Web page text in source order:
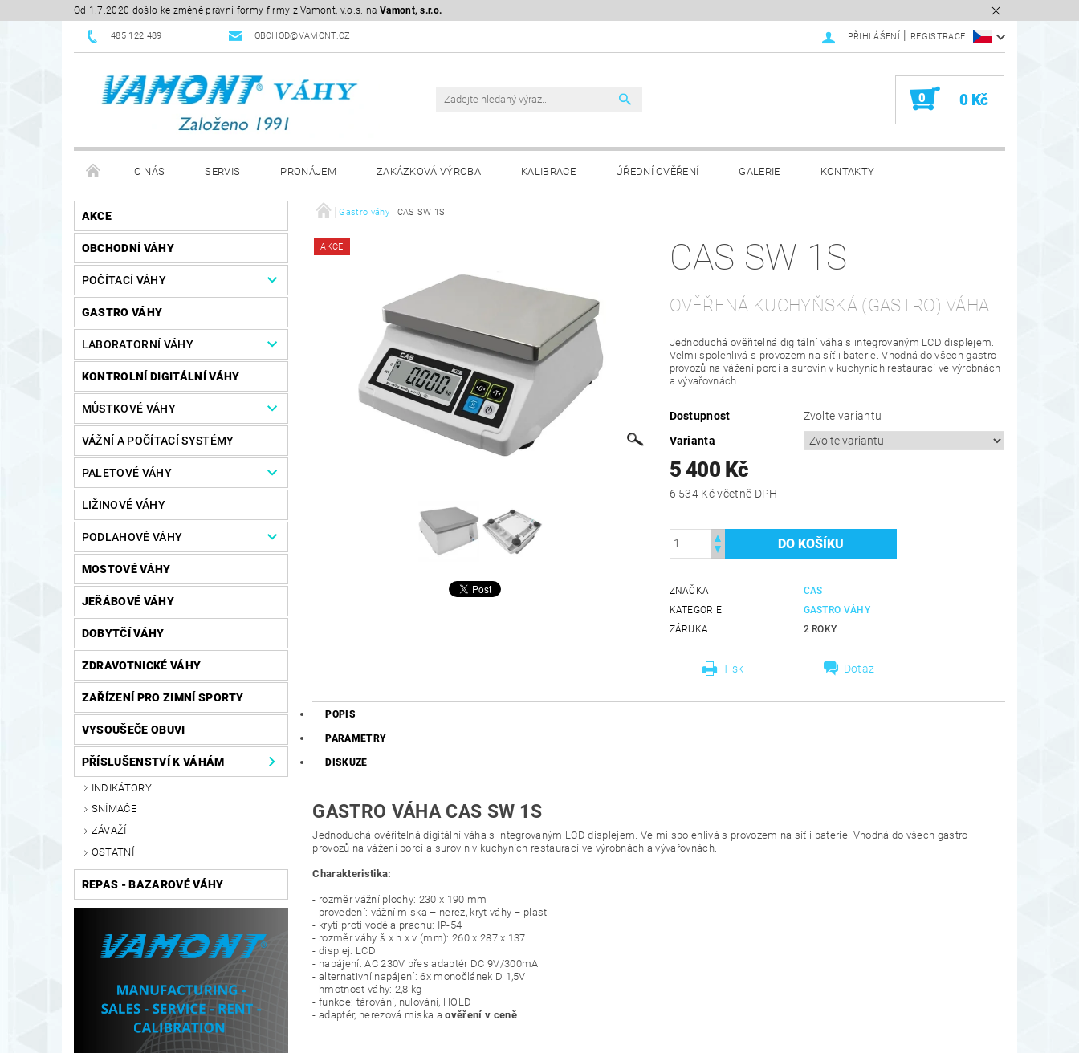
Od 1.7.2020 došlo ke změně právní formy firmy z Vamont, v.o.s. na Vamont, s.r.o.
485 122 489 OBCHOD@VAMONT.CZ PŘIHLÁŠENÍ REGISTRACE
0 0 Kč
O NÁS SERVIS PRONÁJEM ZAKÁZKOVÁ VÝROBA KALIBRACE ÚŘEDNÍ OVĚŘENÍ GALERIE KONTAKTY
KE STAŽENÍ REKLAMAČNÍ ŘÁD
AKCE
OBCHODNÍ VÁHY
POČÍTACÍ VÁHY
GASTRO VÁHY
LABORATORNÍ VÁHY
KONTROLNÍ DIGITÁLNÍ VÁHY
MŮSTKOVÉ VÁHY
VÁŽNÍ A POČÍTACÍ SYSTÉMY
PALETOVÉ VÁHY
LIŽINOVÉ VÁHY
PODLAHOVÉ VÁHY
MOSTOVÉ VÁHY
JEŘÁBOVÉ VÁHY
DOBYTČÍ VÁHY
ZDRAVOTNICKÉ VÁHY
ZAŘÍZENÍ PRO ZIMNÍ SPORTY
VYSOUŠEČE OBUVI
PŘÍSLUŠENSTVÍ K VÁHÁM
INDIKÁTORY
SNÍMAČE
ZÁVAŽÍ
OSTATNÍ
REPAS - BAZAROVÉ VÁHY
Gastro váhy CAS SW 1S
AKCE CAS SW 1S
OVĚŘENÁ KUCHYŇSKÁ (GASTRO) VÁHA
Jednoduchá ověřitelná digitální váha s integrovaným LCD displejem.
Velmi spolehlivá s provozem na síť i baterie. Vhodná do všech gastro
provozů na vážení porcí a surovin v kuchyních restaurací ve výrobnách
a vývařovnách
Dostupnost
Zvolte variantu
Varianta
5 400 Kč
6 534 Kč včetně DPH
ZNAČKA
CAS
KATEGORIE
GASTRO VÁHY
ZÁRUKA
2 ROKY
Tisk Dotaz
POPIS
PARAMETRY
DISKUZE
GASTRO VÁHA CAS SW 1S
Jednoduchá ověřitelná digitální váha s integrovaným LCD displejem. Velmi spolehlivá s provozem na síť i baterie. Vhodná do všech gastro
provozů na vážení porcí a surovin v kuchyních restaurací ve výrobnách a vývařovnách.
Charakteristika:
- rozměr vážní plochy: 230 x 190 mm
- provedení: vážní miska – nerez, kryt váhy – plast
- krytí proti vodě a prachu: IP-54
- rozměr váhy š x h x v (mm): 260 x 287 x 137
- displej: LCD
- napájení: AC 230V přes adaptér DC 9V/300mA
- alternativní napájení: 6x monočlánek D 1,5V
- hmotnost váhy: 2,8 kg
- funkce: tárování, nulování, HOLD
- adaptér, nerezová miska aověření v ceně